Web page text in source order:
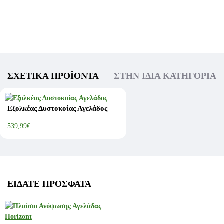
ΣΧΕΤΙΚΆ ΠΡΟΪΌΝΤΑ ΣΤΗΝ ΊΔΙΑ ΚΑΤΗΓΟΡΊΑ
Εξολκέας Δυστοκοίας Αγελάδος
539,99€
ΕΊΔΑΤΕ ΠΡΌΣΦΑΤΑ